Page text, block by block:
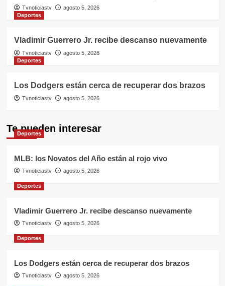
Tvnoticiastv
agosto 5, 2026
Deportes
Vladimir Guerrero Jr. recibe descanso nuevamente
Tvnoticiastv
agosto 5, 2026
Deportes
Los Dodgers están cerca de recuperar dos brazos
Tvnoticiastv agosto 5, 2026
Te pueden interesar
Deportes
MLB: los Novatos del Año están al rojo vivo
Tvnoticiastv agosto 5, 2026
Deportes
Vladimir Guerrero Jr. recibe descanso nuevamente
Tvnoticiastv agosto 5, 2026
Deportes
Los Dodgers están cerca de recuperar dos brazos
Tvnoticiastv agosto 5, 2026